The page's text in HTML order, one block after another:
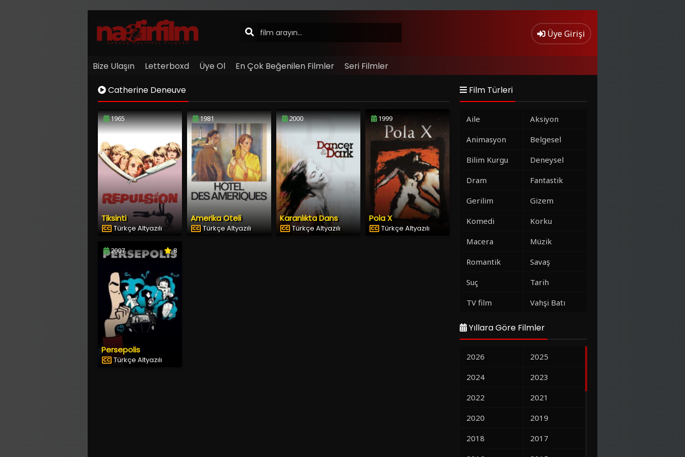
Üye Girişi
Bize Ulaşın Letterboxd Üye Ol En Çok Beğenilen Filmler Seri Filmler
Catherine Deneuve
1965
Tiksinti
Türkçe Altyazılı
1981
Amerika Oteli
Türkçe Altyazılı
2000
Karanlıkta Dans
Türkçe Altyazılı
1999
Pola X
Türkçe Altyazılı
2007 8
Persepolis
Türkçe Altyazılı
Film Türleri
Aile
Aksiyon
Animasyon
Belgesel
Bilim Kurgu
Deneysel
Dram
Fantastik
Gerilim
Gizem
Komedi
Korku
Macera
Müzik
Romantik
Savaş
Suç
Tarih
TV film
Vahşi Batı
Yıllara Göre Filmler
2026
2025
2024
2023
2022
2021
2020
2019
2018
2017